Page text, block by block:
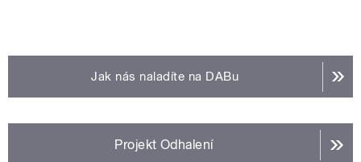
Jak nás naladíte na DABu
Projekt Odhalení